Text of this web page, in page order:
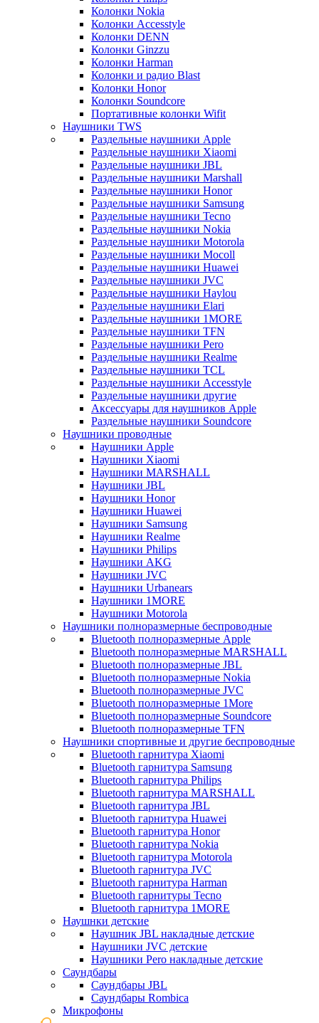
Колонки Nokia
Колонки Accesstyle
Колонки DENN
Колонки Ginzzu
Колонки Harman
Колонки и радио Blast
Колонки Honor
Колонки Soundcore
Портативные колонки Wifit
Наушники TWS
Раздельные наушники Apple
Раздельные наушники Xiaomi
Раздельные наушники JBL
Раздельные наушники Marshall
Раздельные наушники Honor
Раздельные наушники Samsung
Раздельные наушники Tecno
Раздельные наушники Nokia
Раздельные наушники Motorola
Раздельные наушники Mocoll
Раздельные наушники Huawei
Раздельные наушники JVC
Раздельные наушники Haylou
Раздельные наушники Elari
Раздельные наушники 1MORE
Раздельные наушники TFN
Раздельные наушники Pero
Раздельные наушники Realme
Раздельные наушники TCL
Раздельные наушники Accesstyle
Раздельные наушники другие
Аксессуары для наушников Apple
Раздельные наушники Soundcore
Наушники проводные
Наушники Apple
Наушники Xiaomi
Наушники MARSHALL
Наушники JBL
Наушники Honor
Наушники Huawei
Наушники Samsung
Наушники Realme
Наушники Philips
Наушники AKG
Наушники JVC
Наушники Urbanears
Наушники 1MORE
Наушники Motorola
Наушники полноразмерные беспроводные
Bluetooth полноразмерные Apple
Bluetooth полноразмерные MARSHALL
Bluetooth полноразмерные JBL
Bluetooth полноразмерные Nokia
Bluetooth полноразмерные JVC
Bluetooth полноразмерные 1More
Bluetooth полноразмерные Soundcore
Bluetooth полноразмерные TFN
Наушники спортивные и другие беспроводные
Bluetooth гарнитура Xiaomi
Bluetooth гарнитура Samsung
Bluetooth гарнитура Philips
Bluetooth гарнитура MARSHALL
Bluetooth гарнитура JBL
Bluetooth гарнитура Huawei
Bluetooth гарнитура Honor
Bluetooth гарнитура Nokia
Bluetooth гарнитура Motorola
Bluetooth гарнитура JVC
Bluetooth гарнитура Harman
Bluetooth гарнитуры Tecno
Bluetooth гарнитура 1MORE
Наушнки детские
Наушник JBL накладные детские
Наушники JVC детские
Наушники Pero накладные детские
Саундбары
Саундбары JBL
Саундбары Rombica
Микрофоны